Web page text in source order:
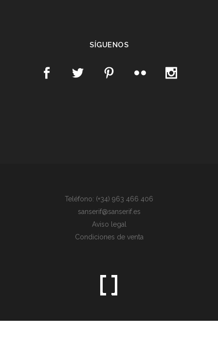
SÍGUENOS
Teléfono: (+34) 963 466 406
sanserif@sanserif.es
Aviso legal
Condiciones de venta